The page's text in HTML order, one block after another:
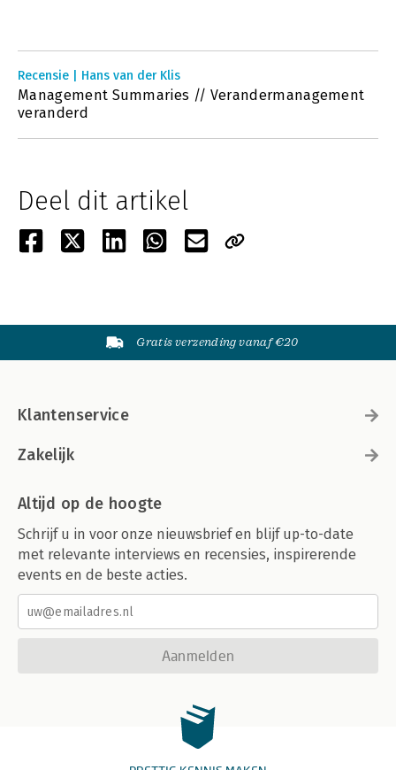
Recensie | Hans van der Klis
Management Summaries // Verandermanagement
veranderd
Deel dit artikel
Gratis verzending vanaf €20
Klantenservice
Zakelijk
Altijd op de hoogte
Schrijf u in voor onze nieuwsbrief en blijf up-to-date
met relevante interviews en recensies, inspirerende
events en de beste acties.
Aanmelden